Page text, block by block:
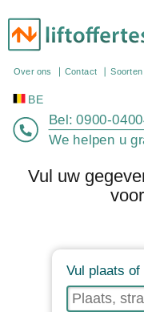
Over ons
BE
Bel: 0900-
We helpen u
Vul uw
Vul plaats